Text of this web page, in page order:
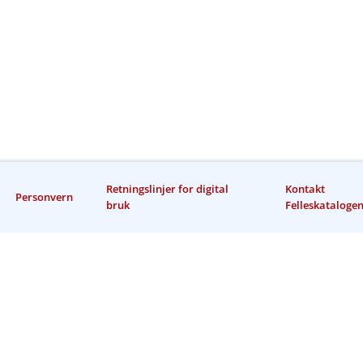
Personvern
Retningslinjer for digital
bruk
Kontakt
Felleskatalogen